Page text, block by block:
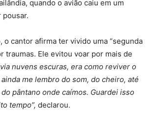
quando o avião caiu em um
pousar.
o cantor afirma ter vivido uma “segunda
traumas. Ele evitou voar por mais de
via nuvens escuras, era como reviver o
me lembro do som, do cheiro, até
pântano onde caímos. Guardei isso
tempo”, declarou.